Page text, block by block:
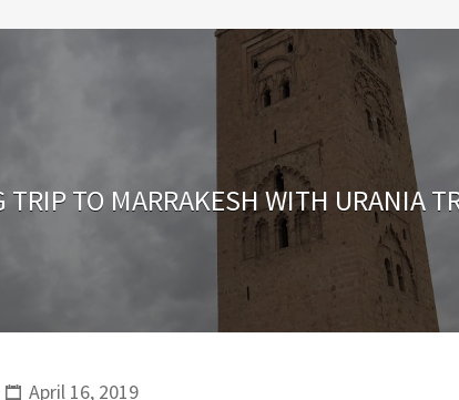
TRIP TO MARRAKESH WITH URANIA
April 16, 2019